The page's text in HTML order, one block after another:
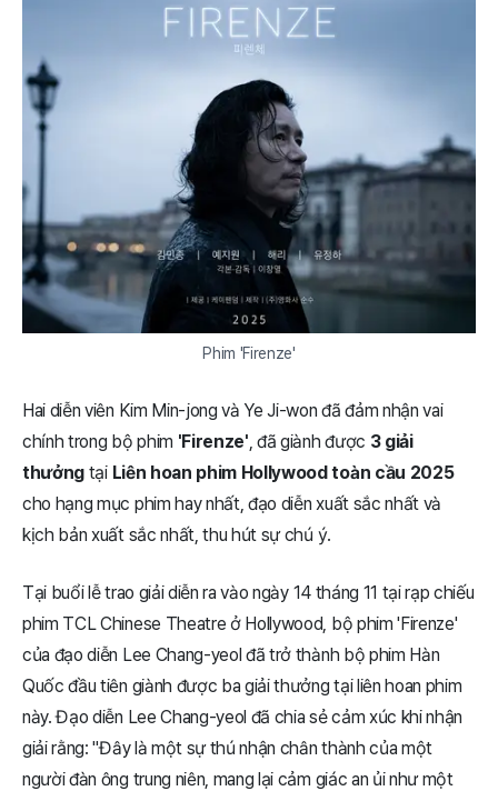
Phim 'Firenze'
Hai diễn viên Kim Min-jong và Ye Ji-won đã đảm nhận vai
chính trong bộ phim 'Firenze' , đã giành được 3 giải
thưởng tại Liên hoan phim Hollywood toàn cầu 2025
cho hạng mục phim hay nhất, đạo diễn xuất sắc nhất và
kịch bản xuất sắc nhất, thu hút sự chú ý.
Tại buổi lễ trao giải diễn ra vào ngày 14 tháng 11 tại rạp chiếu
phim TCL Chinese Theatre ở Hollywood, bộ phim 'Firenze'
của đạo diễn Lee Chang-yeol đã trở thành bộ phim Hàn
Quốc đầu tiên giành được ba giải thưởng tại liên hoan phim
này. Đạo diễn Lee Chang-yeol đã chia sẻ cảm xúc khi nhận
giải rằng: "Đây là một sự thú nhận chân thành của một
người đàn ông trung niên, mang lại cảm giác an ủi như một